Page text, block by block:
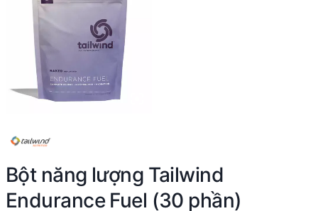
Bột năng lượng Tailwind
Endurance Fuel (30 phần)